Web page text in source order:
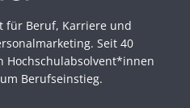
für Beruf, Karriere und
Seit 40
Hochschul­absolvent*innen
Berufseinstieg.